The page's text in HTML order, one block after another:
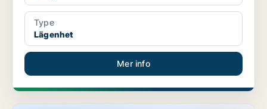
Type
Lägenhet
Mer info